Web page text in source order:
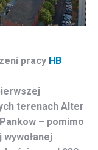
pracy HB
terenach Alter
– pomimo